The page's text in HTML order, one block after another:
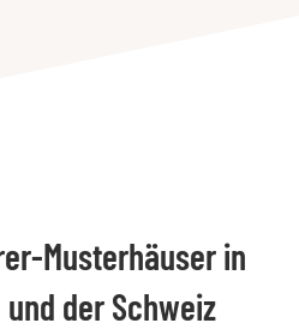
Musterhäuser in
der Schweiz